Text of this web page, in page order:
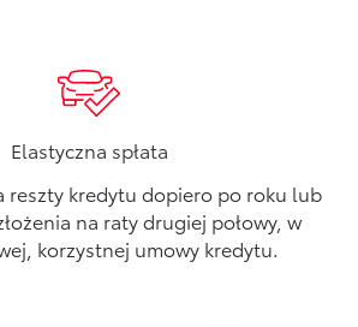
Elastyczna spłata
reszty kredytu dopiero po roku lub
na raty drugiej połowy, w
korzystnej umowy kredytu.